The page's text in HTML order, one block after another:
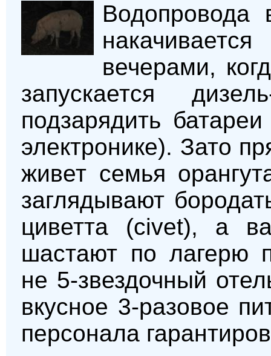
вечерами,
запускается
подзарядить
электронике). Зато
живет семья
заглядывают
циветта (civet), а
шастают по лагерю
не 5-звездочный
вкусное 3-разовое
персонала